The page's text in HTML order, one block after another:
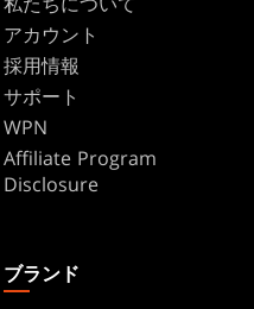
アカウント
採用情報
サポート
WPN
Affiliate Program
Disclosure
ブランド